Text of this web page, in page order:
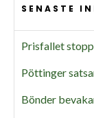
SENASTE
Prisfallet
Pöttinger
Bönder